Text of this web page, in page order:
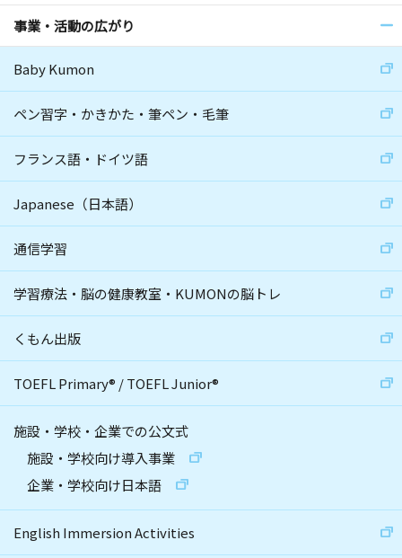
事業・活動の広がり
Baby Kumon
ペン習字・かきかた・筆ペン・毛筆
フランス語・ドイツ語
Japanese（日本語）
通信学習
学習療法・脳の健康教室・KUMONの脳トレ
くもん出版
TOEFL Primary® /TOEFL Junior®
施設・学校・企業での公文式
施設・学校向け導入事業
企業・学校向け日本語
English Immersion Activities